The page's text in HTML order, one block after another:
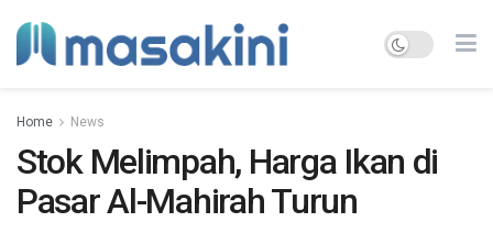
Home News
Stok Melimpah, Harga Ikan di
Pasar Al-Mahirah Turun